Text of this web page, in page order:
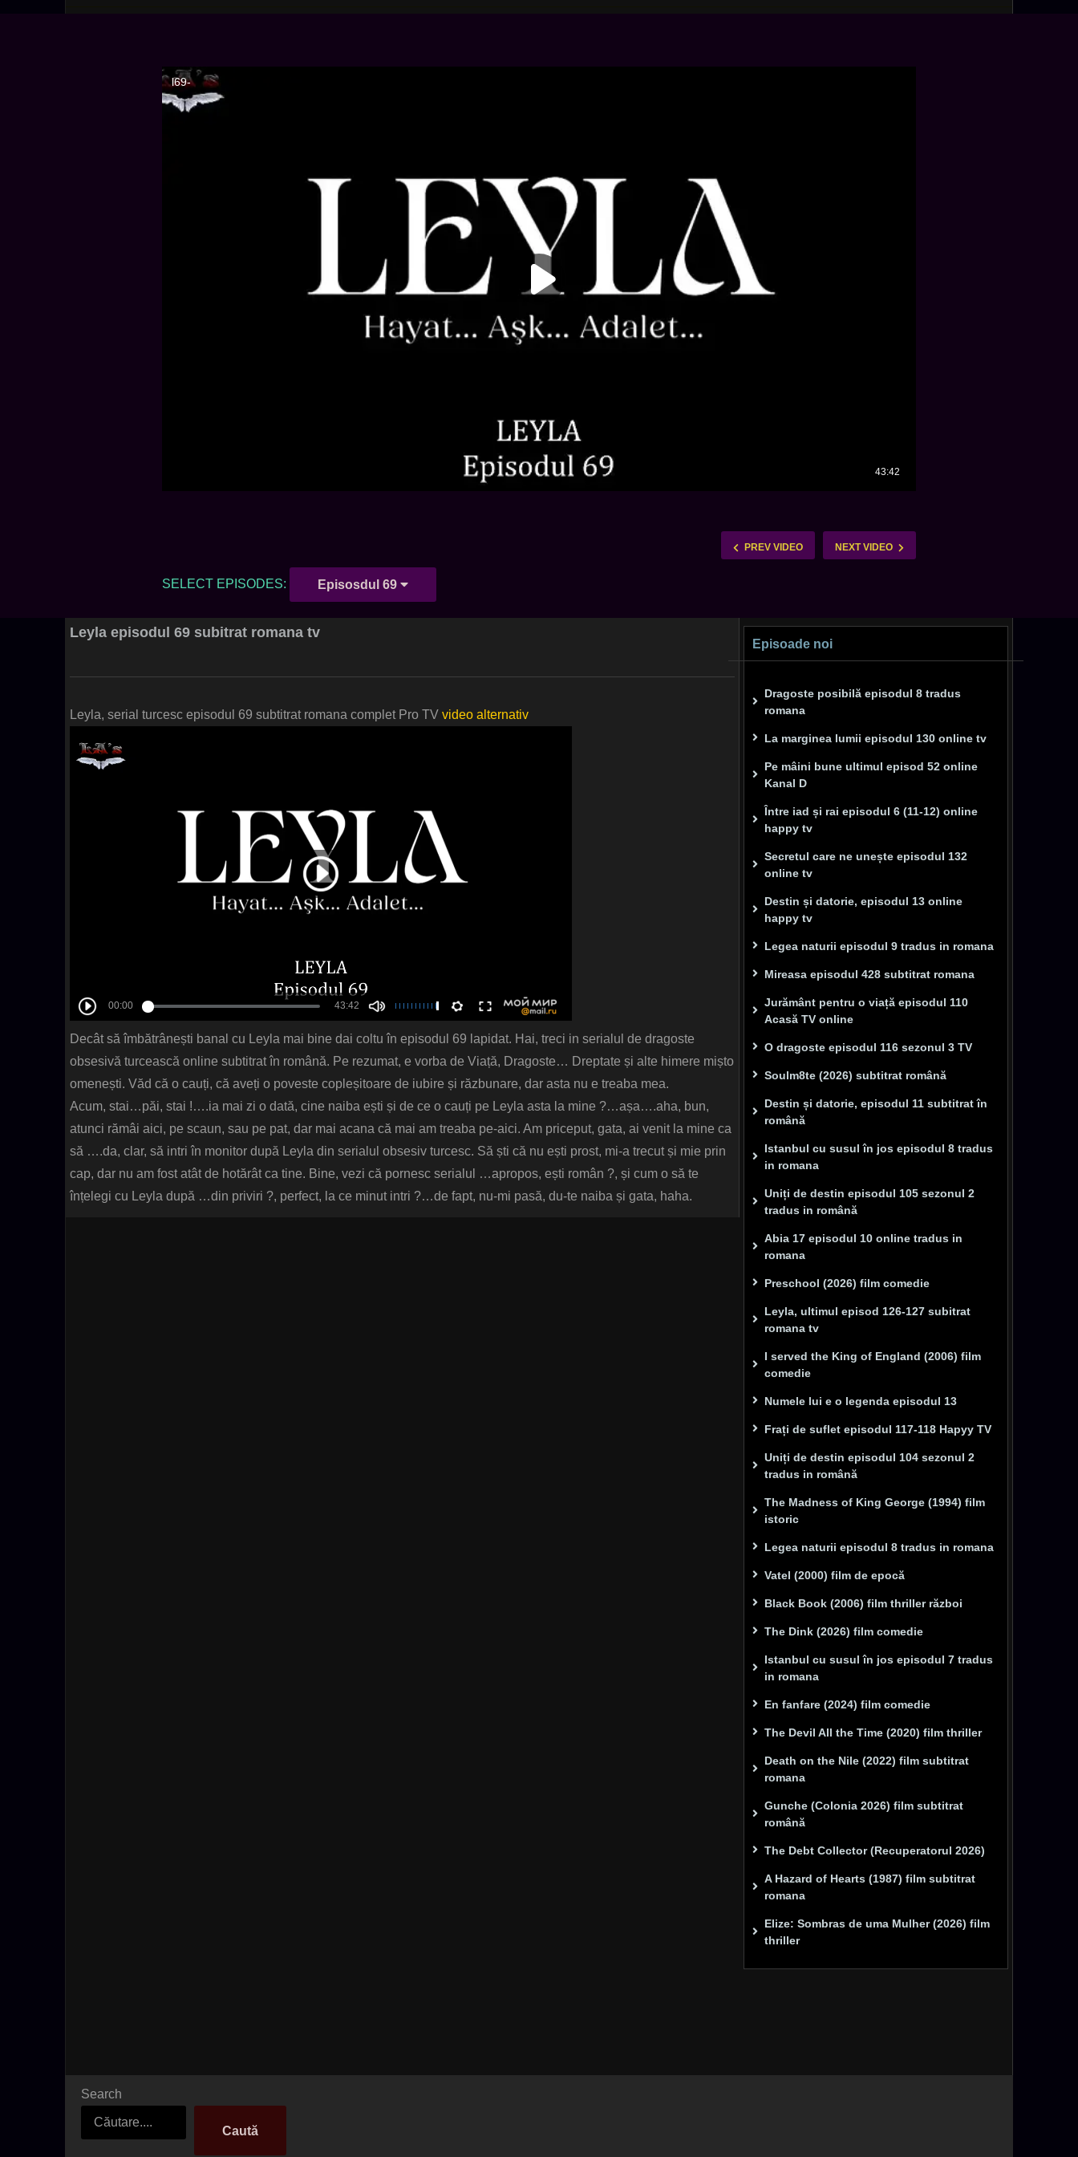
PREV VIDEO NEXT VIDEO
SELECT EPISODES: Episosdul 69
Leyla episodul 69 subitrat romana tv
Leyla, serial turcesc episodul 69 subtitrat romana complet Pro TV video alternativ
Decât să îmbătrânești banal cu Leyla mai bine dai coltu în episodul 69 lapidat. Hai, treci in serialul de dragoste
obsesivă turcească online subtitrat în română. Pe rezumat, e vorba de Viață, Dragoste… Dreptate și alte himere mișto
omenești. Văd că o cauți, că aveți o poveste copleșitoare de iubire și răzbunare, dar asta nu e treaba mea.
Acum, stai…păi, stai !….ia mai zi o dată, cine naiba ești și de ce o cauți pe Leyla asta la mine ?…așa….aha, bun,
atunci rămâi aici, pe scaun, sau pe pat, dar mai acana că mai am treaba pe-aici. Am priceput, gata, ai venit la mine ca
să ….da, clar, să intri în monitor după Leyla din serialul obsesiv turcesc. Să ști că nu ești prost, mi-a trecut și mie prin
cap, dar nu am fost atât de hotărât ca tine. Bine, vezi că pornesc serialul …apropos, ești român ?, și cum o să te
înțelegi cu Leyla după …din priviri ?, perfect, la ce minut intri ?…de fapt, nu-mi pasă, du-te naiba și gata, haha.
Episoade noi
Dragoste posibilă episodul 8 tradus
romana
La marginea lumii episodul 130 online tv
Pe mâini bune ultimul episod 52 online
Kanal D
Între iad și rai episodul 6 (11-12) online
happy tv
Secretul care ne unește episodul 132
online tv
Destin și datorie, episodul 13 online
happy tv
Legea naturii episodul 9 tradus in romana
Mireasa episodul 428 subtitrat romana
Jurământ pentru o viață episodul 110
Acasă TV online
O dragoste episodul 116 sezonul 3 TV
Soulm8te (2026) subtitrat română
Destin și datorie, episodul 11 subtitrat în
română
Istanbul cu susul în jos episodul 8 tradus
in romana
Uniți de destin episodul 105 sezonul 2
tradus in română
Abia 17 episodul 10 online tradus in
romana
Preschool (2026) film comedie
Leyla, ultimul episod 126-127 subitrat
romana tv
I served the King of England (2006) film
comedie
Numele lui e o legenda episodul 13
Frați de suflet episodul 117-118 Hapyy TV
Uniți de destin episodul 104 sezonul 2
tradus in română
The Madness of King George (1994) film
istoric
Legea naturii episodul 8 tradus in romana
Vatel (2000) film de epocă
Black Book (2006) film thriller război
The Dink (2026) film comedie
Istanbul cu susul în jos episodul 7 tradus
in romana
En fanfare (2024) film comedie
The Devil All the Time (2020) film thriller
Death on the Nile (2022) film subtitrat
romana
Gunche (Colonia 2026) film subtitrat
română
The Debt Collector (Recuperatorul 2026)
A Hazard of Hearts (1987) film subtitrat
romana
Elize: Sombras de uma Mulher (2026) film
thriller
Search
Caută